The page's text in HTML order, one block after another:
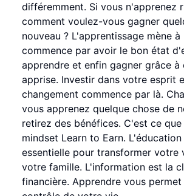
différemment. Si vous n'apprenez
comment voulez-vous gagner
nouveau ? L'apprentissage mène
commence par avoir le bon état
apprendre et enfin gagner grâce
apprise. Investir dans votre esprit
changement commence par là.
vous apprenez quelque chose de
retirez des bénéfices. C'est ce
mindset Learn to Earn.
essentielle pour transformer votre
votre famille. L'information est la
financière. Apprendre vous